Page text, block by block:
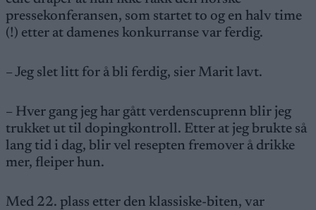
pressekonferansen, som startet to og en halv time
(!) etter at damenes konkurranse var ferdig.
– Jeg slet litt for å bli ferdig, sier Marit lavt.
– Hver gang jeg har gått verdenscuprenn blir jeg
trukket ut til dopingkontroll. Etter at jeg brukte så
lang tid i dag, blir vel resepten fremover å drikke
mer, fleiper hun.
Med 22. plass etter den klassiske-biten, var